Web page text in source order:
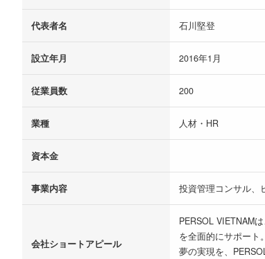
代表者名 石川堅登
設立年月 2016年1月
従業員数 200
業種 人材・HR
資本金
事業内容 投資管理コンサル、
会社ショートアピール
PERSOL VIETNAM
を全面的にサポート
夢の実現を、